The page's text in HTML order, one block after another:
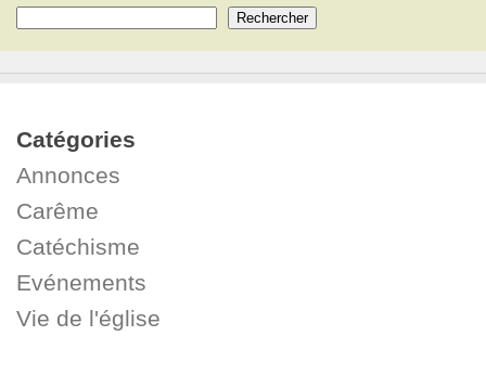
Rechercher
Catégories
Annonces
Carême
Catéchisme
Evénements
Vie de l'église